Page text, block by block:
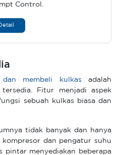
Control.
membeli kulkas adalah
Fitur menjadi aspek
sebuah kulkas biasa dan
tidak banyak dan hanya
kompresor dan pengatur suhu
pintar menyediakan beberapa